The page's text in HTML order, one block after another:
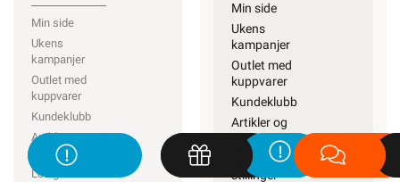
Min side
Ukens
kampanjer
Outlet med
kuppvarer
Kundeklubb
Artikler og
guider
Ledige
Min side
Ukens
kampanjer
Outlet med
kuppvarer
Kundeklubb
Artikler og
guider
Ledige
stillinger